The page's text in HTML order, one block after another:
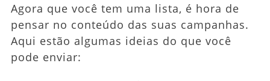
Agora que você tem uma lista, é hora de
pensar no conteúdo das suas campanhas.
Aqui estão algumas ideias do que você
pode enviar: